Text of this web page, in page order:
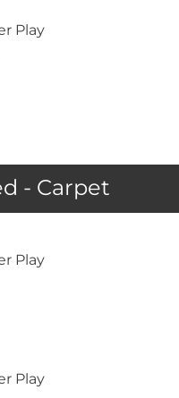
- Carpet